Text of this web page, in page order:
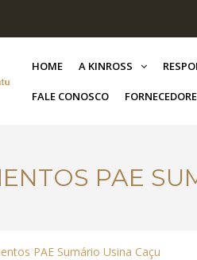
HOME A KINROSS
FALE CONOSCO
PAE
PAE Sumário Usina Caçu